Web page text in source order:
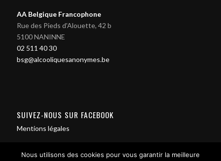
AA Belgique Francophone
Rue des Pieds d'Alouette, 42 b
5100 NANINNE
02 511 40 30
bsg@alcooliquesanonymes.be
SUIVEZ-NOUS SUR FACEBOOK
Mentions légales
Nous utilisons des cookies pour vous garantir la meilleure